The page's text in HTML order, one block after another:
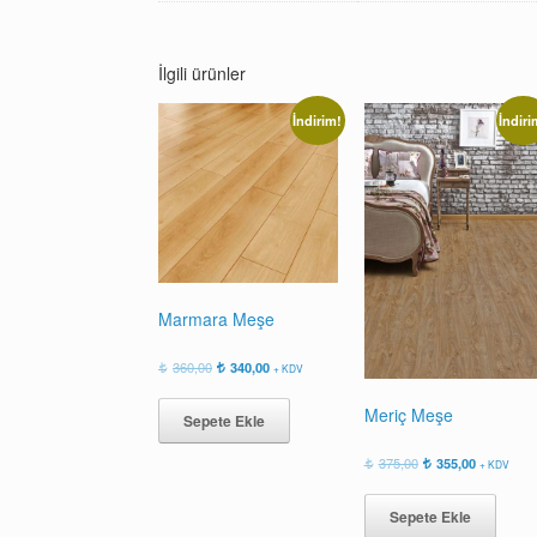
İlgili ürünler
İndirim!
Marmara Meşe
360,00 Orijinal
360,00.
340,00Şu
fiyat:
+ KDV
Sepete Ekle Meriç Meşe
375,00 Orijinal
375,00.
355,00Şu
fiyat:
+ KDV
Sepete Ekle